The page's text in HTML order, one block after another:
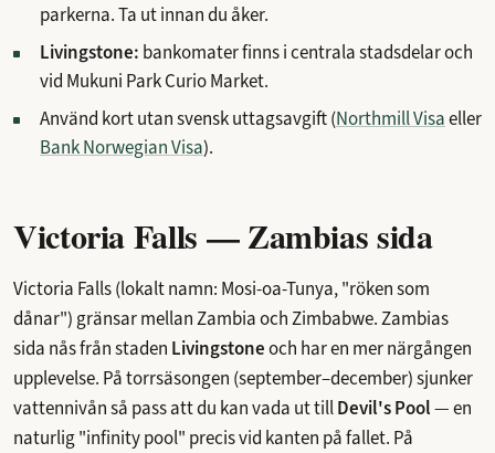
parkerna. Ta ut innan du åker.
Livingstone: bankomater finns i centrala stadsdelar och
vid Mukuni Park Curio Market.
Använd kort utan svensk uttagsavgift (Northmill Visaeller
Bank Norwegian Visa).
Victoria Falls — Zambias sida
Victoria Falls (lokalt namn: Mosi-oa-Tunya, "röken som
dånar") gränsar mellan Zambia och Zimbabwe. Zambias
sida nås från staden Livingstoneoch har en mer närgången
upplevelse. På torrsäsongen (september–december) sjunker
vattennivån så pass att du kan vada ut tillDevil's Pool— en
naturlig "infinity pool" precis vid kanten på fallet. På